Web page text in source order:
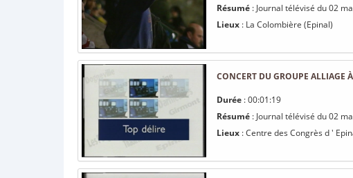
Résumé : Journal télévisé du 02
Lieux : La Colombière (Epinal)
CONCERT DU GROUPE ALLIAGE
Durée : 00:01:19
Résumé : Journal télévisé du 02
Lieux : Centre des Congrès d '